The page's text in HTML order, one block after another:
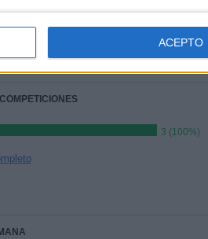
ACEPTO
3
RIVALES
1
Flamengo
1
3 (100%)